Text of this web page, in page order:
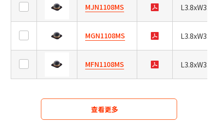
deg.
～
deg.
mA
正
向
电
压
排
MJN1108MS
MGN1108MS
MFN1108MS
查看更多